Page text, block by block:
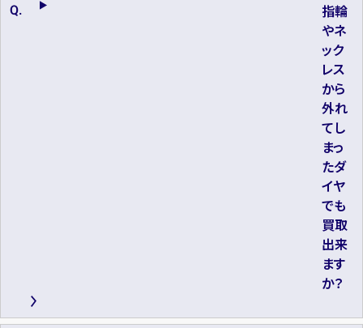
指輪
やネ
ック
レス
から
外れ
てし
まっ
たダ
イヤ
でも
買取
出来
ます
か？